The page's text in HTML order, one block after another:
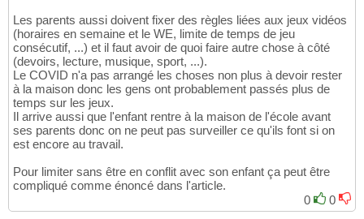
Les parents aussi doivent fixer des règles liées aux jeux vidéos
(horaires en semaine et le WE, limite de temps de jeu
consécutif, ...) et il faut avoir de quoi faire autre chose à côté
(devoirs, lecture, musique, sport, ...).
Le COVID n'a pas arrangé les choses non plus à devoir rester
à la maison donc les gens ont probablement passés plus de
temps sur les jeux.
Il arrive aussi que l'enfant rentre à la maison de l'école avant
ses parents donc on ne peut pas surveiller ce qu'ils font si on
est encore au travail.
Pour limiter sans être en conflit avec son enfant ça peut être
compliqué comme énoncé dans l'article.
0
0